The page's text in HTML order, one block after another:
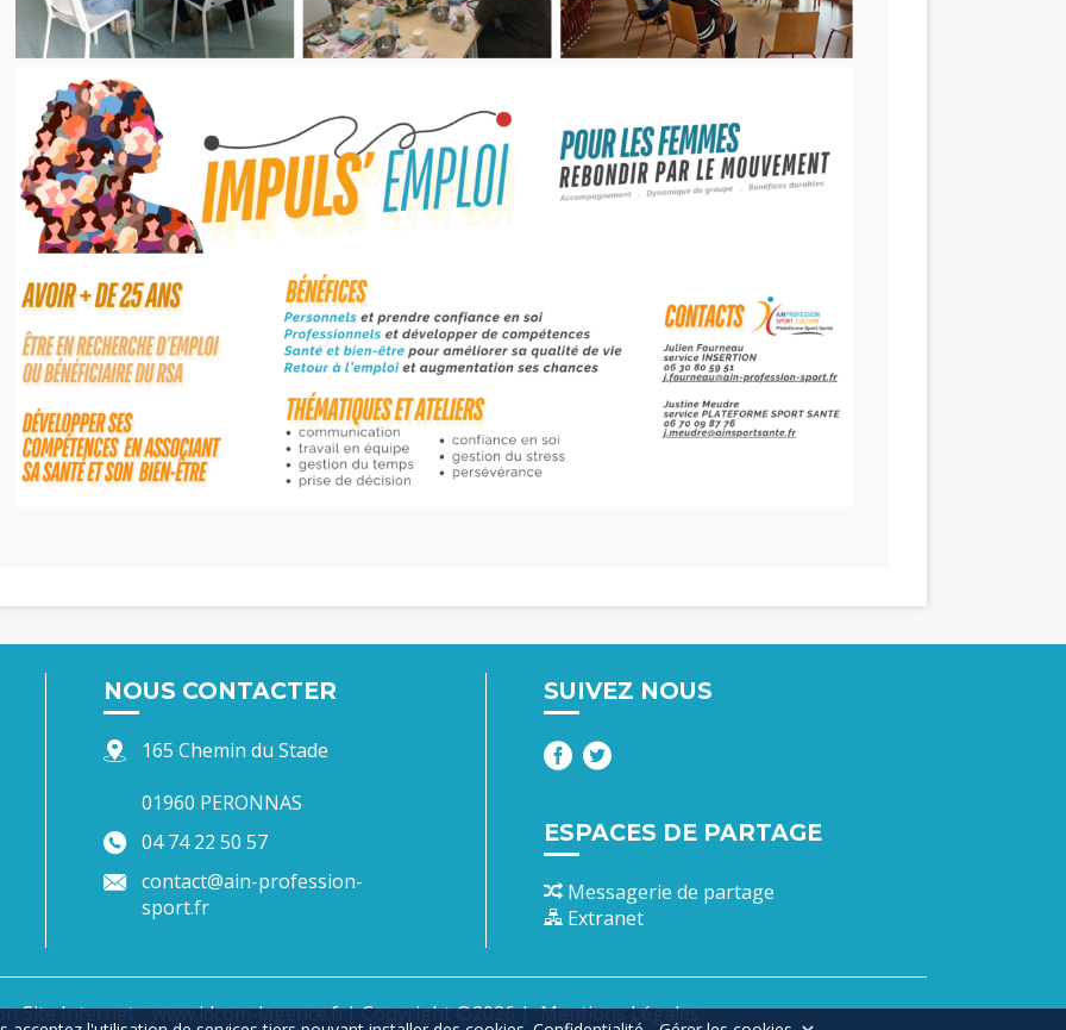
NOUS CONTACTER
165 Chemin du Stade
01960 PERONNAS
04 74 22 50 57
contact@ain-profession-
sport.fr
SUIVEZ NOUS
ESPACES DE PARTAGE
Messagerie de partage
Extranet
Site Internet : www.idcom-lagence.fr| Copyright ©2026 | Mentions Légales